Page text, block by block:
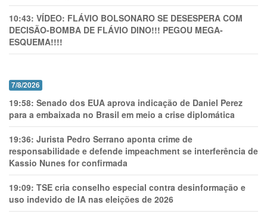
10:43: VÍDEO: FLÁVIO BOLSONARO SE DESESPERA COM
DECISÃO-BOMBA DE FLÁVIO DINO!!! PEGOU MEGA-
ESQUEMA!!!!
7/8/2026
19:58: Senado dos EUA aprova indicação de Daniel Perez
para a embaixada no Brasil em meio a crise diplomática
19:36: Jurista Pedro Serrano aponta crime de
responsabilidade e defende impeachment se interferência de
Kassio Nunes for confirmada
19:09: TSE cria conselho especial contra desinformação e
uso indevido de IA nas eleições de 2026